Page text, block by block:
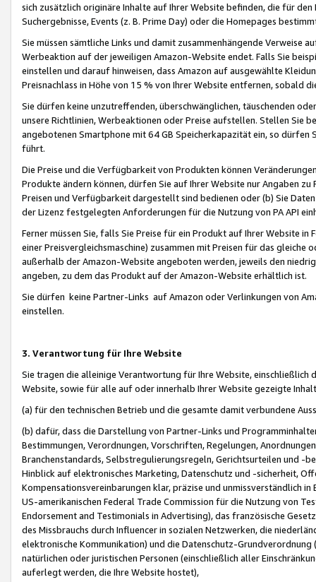
sich zusätzlich originäre Inhalte auf Ihrer Website befinden, die für
Suchergebnisse, Events (z. B. Prime Day) oder die Homepages
Sie müssen sämtliche Links und damit zusammenhängende
Werbeaktion auf der jeweiligen Amazon-Website endet. Falls Sie
einstellen und darauf hinweisen, dass Amazon auf ausgewählte
Preisnachlass in Höhe von 15 % von Ihrer Website entfernen, sobald
Sie dürfen keine unzutreffenden, überschwänglichen, täuschenden
unsere Richtlinien, Werbeaktionen oder Preise aufstellen. Stellen Sie
angebotenen Smartphone mit 64 GB Speicherkapazität ein, so dürfen
führt.
Die Preise und die Verfügbarkeit von Produkten können
Produkte ändern können, dürfen Sie auf Ihrer Website nur Angaben
Preisen und Verfügbarkeit dargestellt sind bedienen oder (b) Sie
der Lizenz festgelegten Anforderungen für die Nutzung von PA API
Ferner müssen Sie, falls Sie Preise für ein Produkt auf Ihrer Website
einer Preisvergleichsmaschine) zusammen mit Preisen für das
außerhalb der Amazon-Website angeboten werden, jeweils den
angeben, zu dem das Produkt auf der Amazon-Website erhältlich ist.
Sie dürfen keine Partner-Links auf Amazon oder Verlinkungen von
einstellen.
3. Verantwortung für Ihre Website
Sie tragen die alleinige Verantwortung für Ihre Website,
Website, sowie für alle auf oder innerhalb Ihrer Website gezeigte
(a) für den technischen Betrieb und die gesamte damit verbundene
(b) dafür, dass die Darstellung von Partner-Links und
Bestimmungen, Verordnungen, Vorschriften, Regelungen,
Branchenstandards, Selbstregulierungsregeln, Gerichtsurteilen und -
Hinblick auf elektronisches Marketing, Datenschutz und -sicherheit,
Kompensationsvereinbarungen klar, präzise und unmissverständlich
US-amerikanischen Federal Trade Commission für die Nutzung von
Endorsement and Testimonials in Advertising), das französische
des Missbrauchs durch Influencer in sozialen Netzwerken, die
elektronische Kommunikation) und die Datenschutz-
natürlichen oder juristischen Personen (einschließlich aller
auferlegt werden, die Ihre Website hostet),